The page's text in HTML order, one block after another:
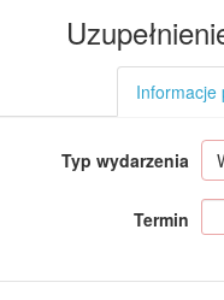
Informacje
Typ wydarzenia
Termin